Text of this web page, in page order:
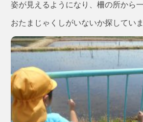
姿が見えるようになり、柵の所から
おたまじゃくしがいないか探してい